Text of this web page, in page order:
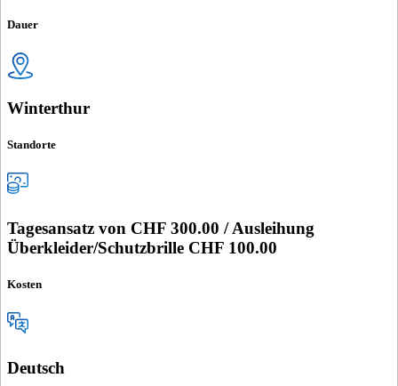
Dauer
Winterthur
Standorte
Tagesansatz von CHF 300.00 / Ausleihung
Überkleider/Schutzbrille CHF 100.00
Kosten
Deutsch